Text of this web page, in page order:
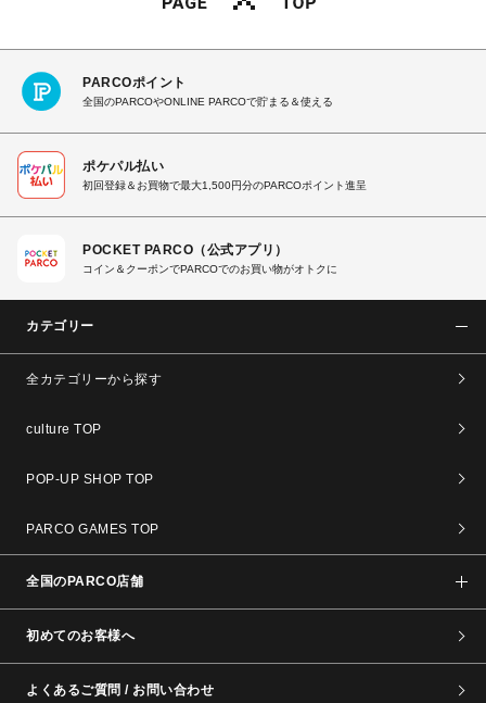
PARCOポイント
全国のPARCOやONLINE PARCOで貯まる＆使える
ポケパル払い
初回登録＆お買物で最大1,500円分のPARCOポイント進呈
POCKET PARCO（公式アプリ）
コイン＆クーポンでPARCOでのお買い物がオトクに
カテゴリー
全カテゴリーから探す
culture TOP
POP-UP SHOP TOP
PARCO GAMES TOP
全国のPARCO店舗
初めてのお客様へ
よくあるご質問 / お問い合わせ